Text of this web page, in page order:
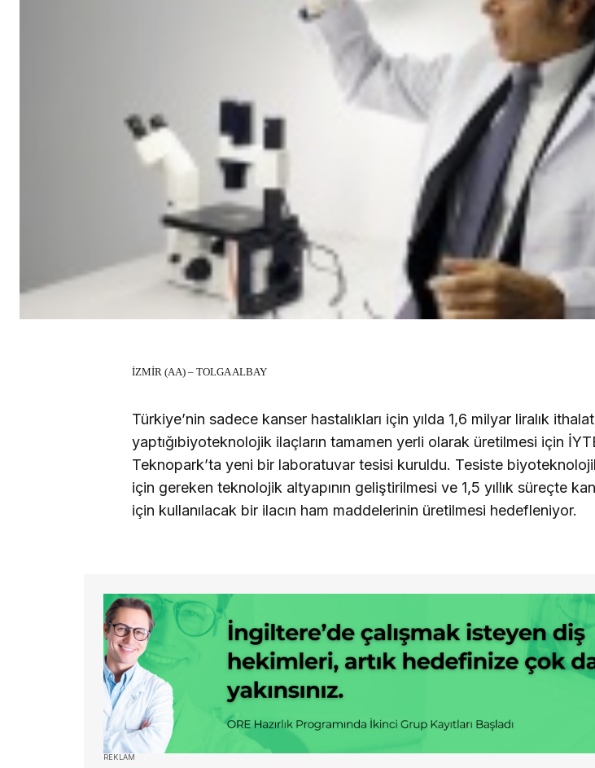
İZMİR (AA) – TOLGA ALBAY
Türkiye’nin sadece kanser hastalıkları için yılda 1,6 milyar liralık ithalat
yaptığıbiyoteknolojik ilaçların tamamen yerli olarak üretilmesi için
Teknopark’ta yeni bir laboratuvar tesisi kuruldu. Tesiste
için gereken teknolojik altyapının geliştirilmesi ve 1,5 yıllık süreçte
için kullanılacak bir ilacın ham maddelerinin üretilmesi hedefleniyor.
REKLAM